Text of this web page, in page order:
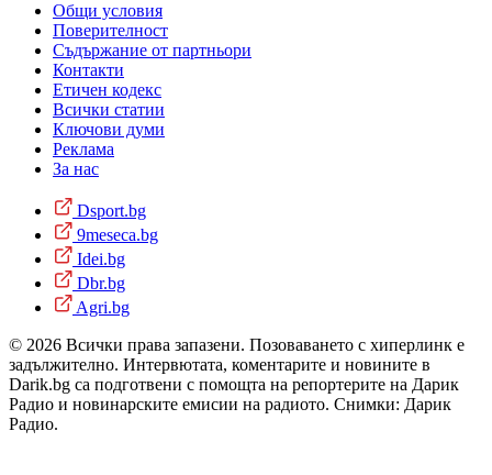
Общи условия
Поверителност
Съдържание от партньори
Контакти
Етичен кодекс
Всички статии
Ключови думи
Реклама
За нас
Dsport.bg
9meseca.bg
Idei.bg
Dbr.bg
Agri.bg
© 2026 Всички права запазени. Позоваването с хиперлинк е
задължително. Интервютата, коментарите и новините в
Darik.bg са подготвени с помощта на репортерите на Дарик
Радио и новинарските емисии на радиото. Снимки: Дарик
Радио.